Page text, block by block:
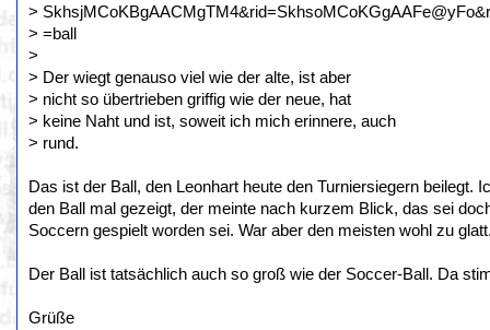
>
> =ball
>
> Der wiegt genauso viel wie der alte, ist aber
> nicht so übertrieben griffig wie der neue, hat
> keine Naht und ist, soweit ich mich erinnere, auch
> rund.
Das ist der Ball, den Leonhart heute den Turniersiegern
den Ball mal gezeigt, der meinte nach kurzem Blick, das sei
Soccern gespielt worden sei. War aber den meisten wohl zu
Der Ball ist tatsächlich auch so groß wie der Soccer-Ball. Da
Grüße